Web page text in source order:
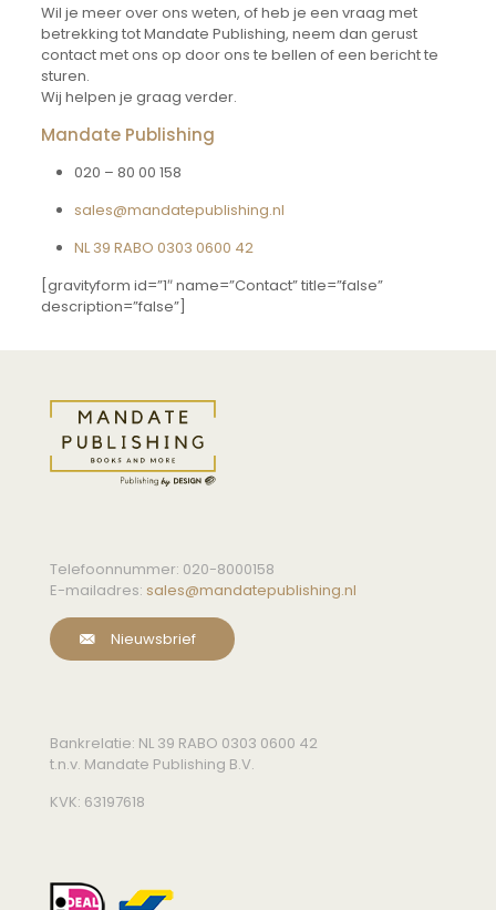
Wil je meer over ons weten, of heb je een vraag met
betrekking tot Mandate Publishing, neem dan gerust
contact met ons op door ons te bellen of een bericht te
sturen.
Wij helpen je graag verder.
Mandate Publishing
020 – 80 00 158
sales@mandatepublishing.nl
NL 39 RABO 0303 0600 42
[gravityform id=”1″ name=”Contact” title=”false”
description=”false”]
Telefoonnummer: 020-8000158
E-mailadres: sales@mandatepublishing.nl
Nieuwsbrief
Bankrelatie: NL 39 RABO 0303 0600 42
t.n.v. Mandate Publishing B.V.
KVK: 63197618